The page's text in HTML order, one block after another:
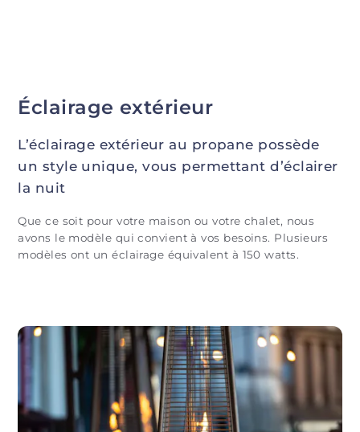
Éclairage extérieur
L’éclairage extérieur au propane possède
un style unique, vous permettant d’éclairer
la nuit
Que ce soit pour votre maison ou votre chalet, nous
avons le modèle qui convient à vos besoins. Plusieurs
modèles ont un éclairage équivalent à 150 watts.